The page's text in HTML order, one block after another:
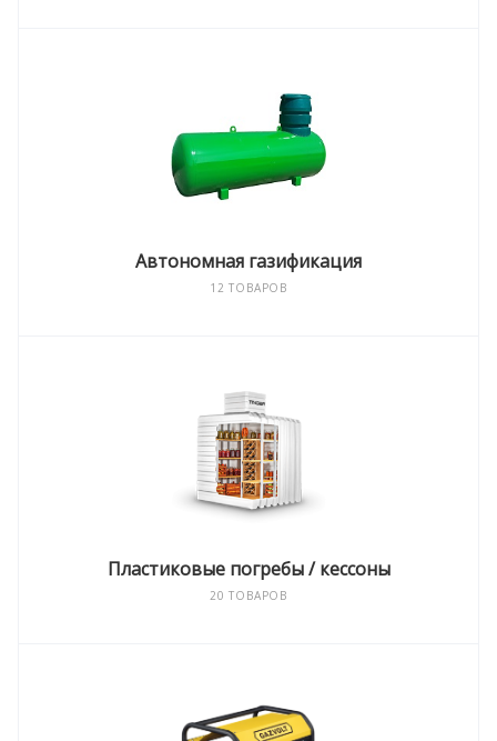
Автономная газификация
12 ТОВАРОВ
Пластиковые погребы / кессоны
20 ТОВАРОВ